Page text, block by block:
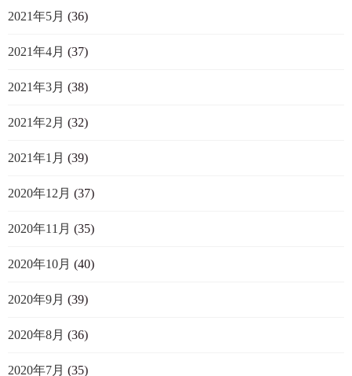
2021年5月 (36)
2021年4月 (37)
2021年3月 (38)
2021年2月 (32)
2021年1月 (39)
2020年12月 (37)
2020年11月 (35)
2020年10月 (40)
2020年9月 (39)
2020年8月 (36)
2020年7月 (35)